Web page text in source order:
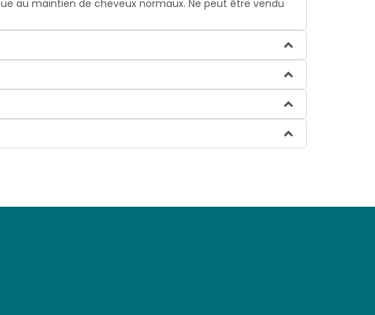
au maintien de cheveux normaux. Ne peut être vendu